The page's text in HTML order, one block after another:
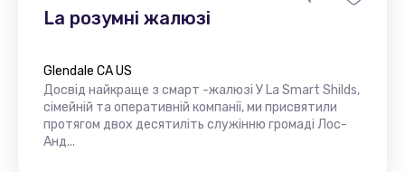
La розумні жалюзі
Glendale CA US
Досвід найкраще з смарт -жалюзі У La Smart Shilds,
сімейній та оперативній компанії, ми присвятили
протягом двох десятиліть служінню громаді Лос-
Анд...